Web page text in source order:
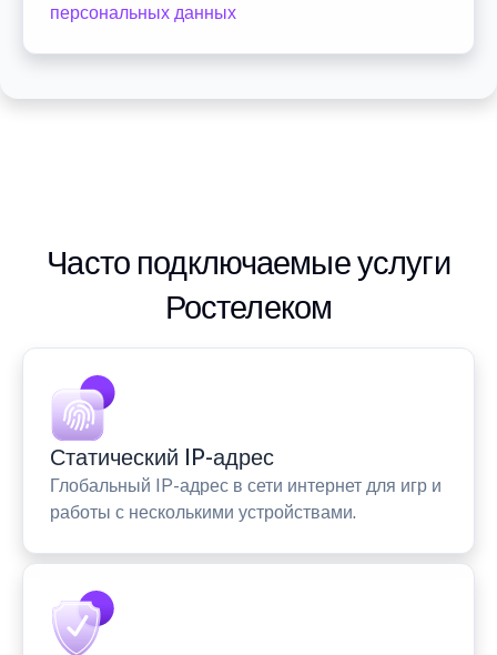
персональных данных
Часто подключаемые услуги
Ростелеком
Статический IP-адрес
Глобальный IP-адрес в сети интернет для игр и
работы с несколькими устройствами.